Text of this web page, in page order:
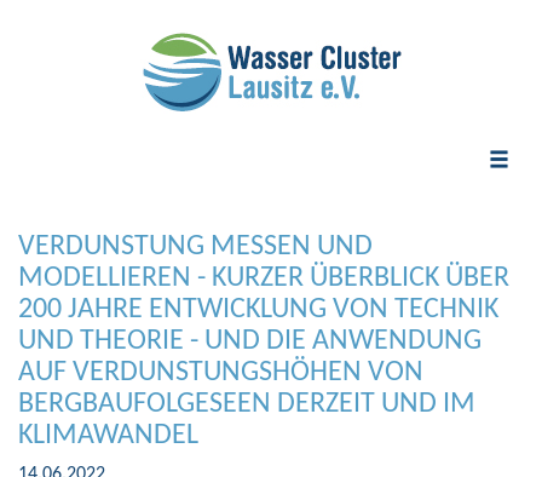
Toggle
VERDUNSTUNG MESSEN UND
MODELLIEREN - KURZER ÜBERBLICK ÜBER
200 JAHRE ENTWICKLUNG VON TECHNIK
UND THEORIE - UND DIE ANWENDUNG
AUF VERDUNSTUNGSHÖHEN VON
BERGBAUFOLGESEEN DERZEIT UND IM
KLIMAWANDEL